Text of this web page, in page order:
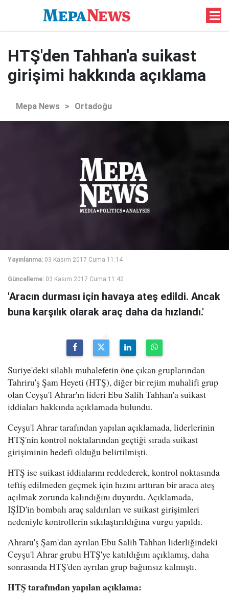
HTŞ'den Tahhan'a suikast
girişimi hakkında açıklama
Mepa News > Ortadoğu
Yayınlanma: 03 Kasım 2017 Cuma 11:14
Güncelleme: 03 Kasım 2017 Cuma 11:42
'Aracın durması için havaya ateş edildi. Ancak
buna karşılık olarak araç daha da hızlandı.'
Suriye'deki silahlı muhalefetin öne çıkan gruplarından
Tahriru'ş Şam Heyeti (HTŞ), diğer bir rejim muhalifi grup
olan Ceyşu'l Ahrar'ın lideri Ebu Salih Tahhan'a suikast
iddiaları hakkında açıklamada bulundu.
Ceyşu'l Ahrar tarafından yapılan açıklamada, liderlerinin
HTŞ'nin kontrol noktalarından geçtiği sırada suikast
girişiminin hedefi olduğu belirtilmişti.
HTŞ ise suikast iddialarını reddederek, kontrol noktasında
teftiş edilmeden geçmek için hızını arttıran bir araca ateş
açılmak zorunda kalındığını duyurdu. Açıklamada,
IŞİD'in bombalı araç saldırıları ve suikast girişimleri
nedeniyle kontrollerin sıkılaştırıldığına vurgu yapıldı.
Ahraru'ş Şam'dan ayrılan Ebu Salih Tahhan liderliğindeki
Ceyşu'l Ahrar grubu HTŞ'ye katıldığını açıklamış, daha
sonrasında HTŞ'den ayrılan grup bağımsız kalmıştı.
HTŞ tarafından yapılan açıklama: